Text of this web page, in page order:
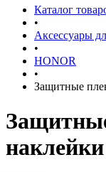
Каталог
•
Аксессуары
•
HONOR
•
Защитные